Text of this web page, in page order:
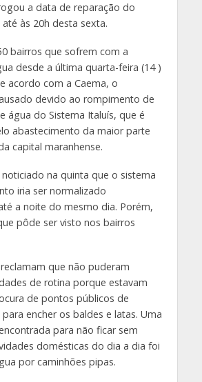
a data de reparação do
às 20h desta sexta.
bairros que sofrem com a
desde a última quarta-feira (14 )
acordo com a Caema, o
devido ao rompimento de
água do Sistema Italuís, que é
abastecimento da maior parte
capital maranhense.
noticiado na quinta que o sistema
iria ser normalizado
a noite do mesmo dia. Porém,
pôde ser visto nos bairros
que não puderam
de rotina porque estavam
de pontos públicos de
encher os baldes e latas. Uma
para não ficar sem
domésticas do dia a dia foi
por caminhões pipas.